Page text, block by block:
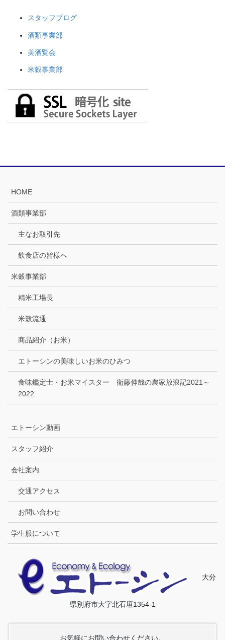
スタッフブログ
酒類事業部
美酒覧会
米穀事業部
HOME
酒類事業部
主なお取引先
飲食店の皆様へ
米穀事業部
精米工場長
米穀流通
商品紹介（お米）
エトーシンの美味しいお米のひみつ
食味鑑定士・お米マイスター 衛藤伸哉の農家放浪記2021～
2022
エトーシン動画
スタッフ紹介
会社案内
交通アクセス
お問い合わせ
学生服について
大分
県別府市大字北石垣1354-1
お気軽にお問い合わせください。